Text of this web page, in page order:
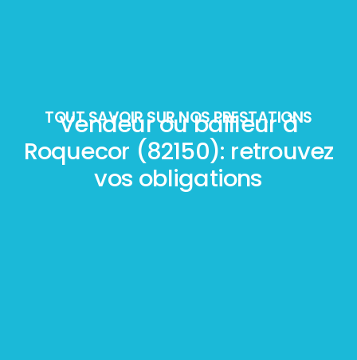
TOUT SAVOIR SUR NOS PRESTATIONS
Vendeur ou bailleur à
Roquecor (82150): retrouvez
vos obligations